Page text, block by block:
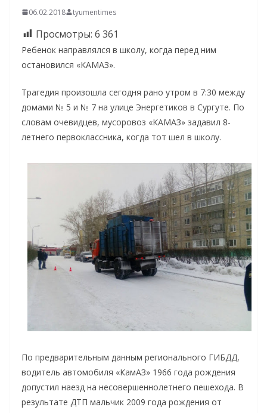
06.02.2018 tyumentimes
Просмотры: 6 361
Ребенок направлялся в школу, когда перед ним
остановился «КАМАЗ».
Трагедия произошла сегодня рано утром в 7:30 между
домами № 5 и № 7 на улице Энергетиков в Сургуте. По
словам очевидцев, мусоровоз «КАМАЗ» задавил 8-
летнего первоклассника, когда тот шел в школу.
По предварительным данным регионального ГИБДД,
водитель автомобиля «КамАЗ» 1966 года рождения
допустил наезд на несовершеннолетнего пешехода. В
результате ДТП мальчик 2009 года рождения от